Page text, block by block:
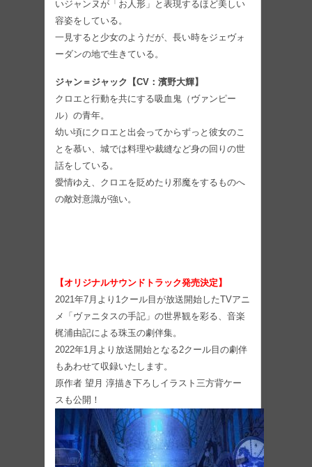
いジャンヌが「お人形」と表現するほど美しい
容姿をしている。
一見すると少女のようだが、長い時をジェヴォ
ーダンの地で生きている。
ジャン＝ジャック【CV：濱野大輝】
クロエと行動を共にする吸血鬼（ヴァンピー
ル）の青年。
幼い頃にクロエと出会ってからずっと彼女のこ
とを慕い、城では料理や裁縫など身の回りの世
話をしている。
愛情ゆえ、クロエを貶めたり邪魔をするものへ
の敵対意識が強い。
【オリジナルサウンドトラック発売決定】
2021年7月より1クール目が放送開始したTVアニ
メ「ヴァニタスの手記」の世界観を彩る、音楽
梶浦由記による珠玉の劇伴集。
2022年1月より放送開始となる2クール目の劇伴
もあわせて収録いたします。
原作者 望月 淳描き下ろしイラスト三方背ケー
スも公開！